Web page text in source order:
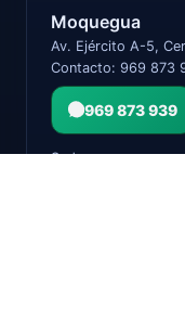
Moquegua
Av. Ejército A-5,
Contacto: 969 873
969 873 939
Sede